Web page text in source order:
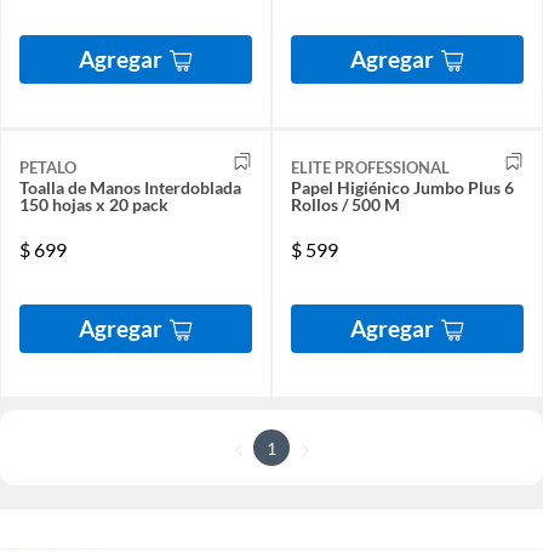
Agregar Agregar
PETALO
Toalla de Manos Interdoblada
150 hojas x 20 pack
$699
Agregar
ELITE PROFESSIONAL
Papel Higiénico Jumbo Plus 6
Rollos / 500 M
$ 599
Agregar
1